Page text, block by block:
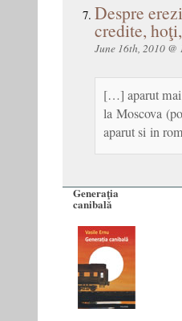
Despre
credite,
June 16th, 2010 @
[…] aparut mai
la Moscova
aparut si in
Generaţia
canibală